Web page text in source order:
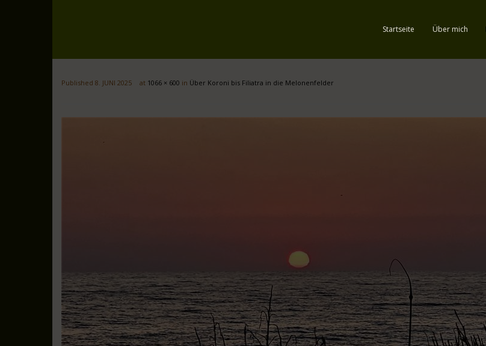
Startseite Über mich
Published 8. JUNI 2025 at 1066 × 600 in Über Koroni bis Filiatra in die Melonenfelder